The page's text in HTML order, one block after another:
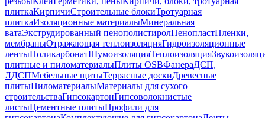
плиткаКирпичиСтроительные блокиТротуарная
плиткаИзоляционные материалыМинеральная
ватаЭкструдированный пенополистиролПенопластПленки,
мембраныОтражающая теплоизоляцияГидроизоляционные
лентыПоликарбонатШумоизоляцияТеплоизоляция
плитные и пиломатериалыПлиты OSBФанераДСП,
ЛДСПМебельные щитыТеррасные доскиДревесные
плитыПиломатериалыМатериалы для сухого
строительстваГипсокартонГипсоволокнистые
листыЦементные плитыПрофили для